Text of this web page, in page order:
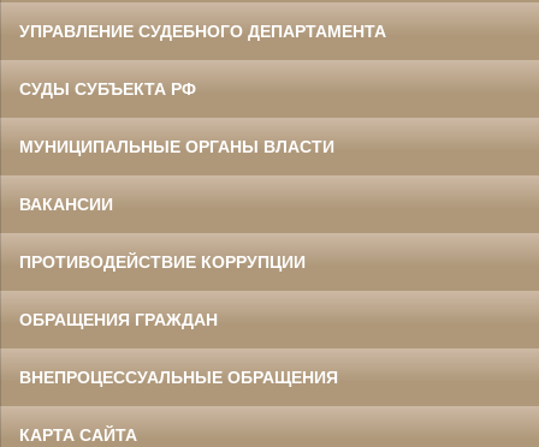
УПРАВЛЕНИЕ СУДЕБНОГО ДЕПАРТАМЕНТА
СУДЫ СУБЪЕКТА РФ
МУНИЦИПАЛЬНЫЕ ОРГАНЫ ВЛАСТИ
ВАКАНСИИ
ПРОТИВОДЕЙСТВИЕ КОРРУПЦИИ
ОБРАЩЕНИЯ ГРАЖДАН
ВНЕПРОЦЕССУАЛЬНЫЕ ОБРАЩЕНИЯ
КАРТА САЙТА